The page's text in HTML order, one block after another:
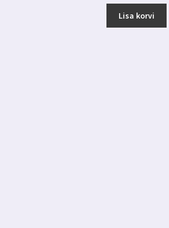
Lisa korvi